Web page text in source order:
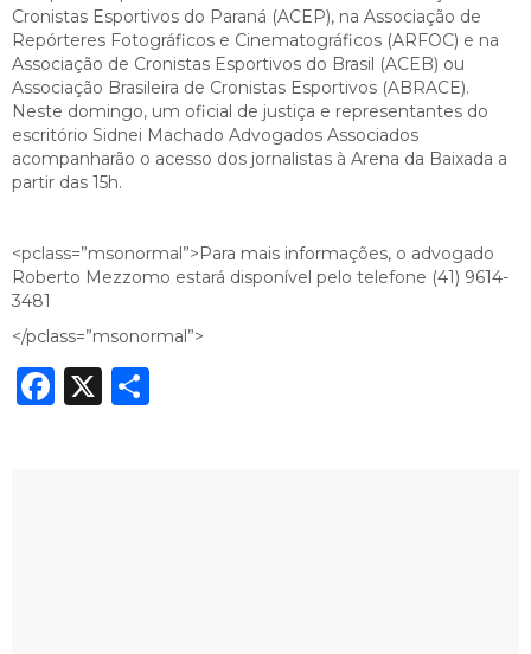
Cronistas Esportivos do Paraná (ACEP), na Associação de
Repórteres Fotográficos e Cinematográficos (ARFOC) e na
Associação de Cronistas Esportivos do Brasil (ACEB) ou
Associação Brasileira de Cronistas Esportivos (ABRACE).
Neste domingo, um oficial de justiça e representantes do
escritório Sidnei Machado Advogados Associados
acompanharão o acesso dos jornalistas à Arena da Baixada a
partir das 15h.
<pclass=”msonormal”>Para mais informações, o advogado
Roberto Mezzomo estará disponível pelo telefone (41) 9614-
3481
</pclass=”msonormal”>
Facebook
X